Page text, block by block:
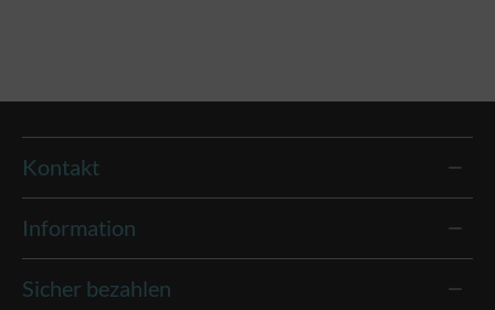
Kontakt
Information
Sicher bezahlen